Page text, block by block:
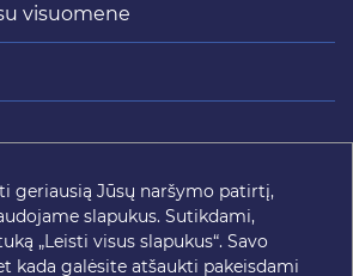
visuomene
geriausią Jūsų naršymo patirtį,
slapukus. Sutikdami,
„Leisti visus slapukus“. Savo
kada galėsite atšaukti pakeisdami